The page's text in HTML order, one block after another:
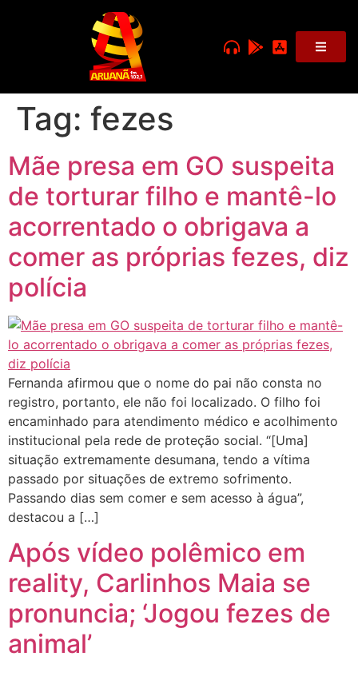
Tag: fezes
Mãe presa em GO suspeita
de torturar filho e mantê-lo
acorrentado o obrigava a
comer as próprias fezes, diz
polícia
Fernanda afirmou que o nome do pai não consta no
registro, portanto, ele não foi localizado. O filho foi
encaminhado para atendimento médico e acolhimento
institucional pela rede de proteção social. “[Uma]
situação extremamente desumana, tendo a vítima
passado por situações de extremo sofrimento.
Passando dias sem comer e sem acesso à água”,
destacou a […]
Após vídeo polêmico em
reality, Carlinhos Maia se
pronuncia; ‘Jogou fezes de
animal’